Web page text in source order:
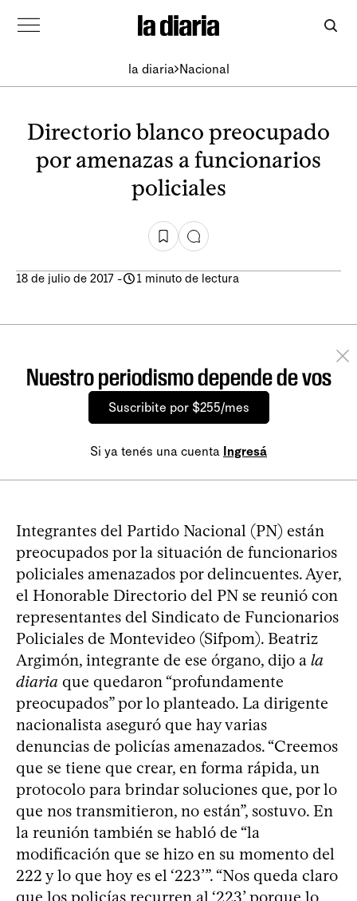
la diaria Nacional
Directorio blanco preocupado
por amenazas a funcionarios
policiales
18 de julio de 2017 - 1 minuto de lectura
Nuestro periodismo depende de vos
Suscribite por $255/mes
Si ya tenés una cuenta Ingresá
Integrantes del Partido Nacional (PN) están
preocupados por la situación de funcionarios
policiales amenazados por delincuentes. Ayer,
el Honorable Directorio del PN se reunió con
representantes del Sindicato de Funcionarios
Policiales de Montevideo (Sifpom). Beatriz
Argimón, integrante de ese órgano, dijo a la
diaria que quedaron “profundamente
preocupados” por lo planteado. La dirigente
nacionalista aseguró que hay varias
denuncias de policías amenazados. “Creemos
que se tiene que crear, en forma rápida, un
protocolo para brindar soluciones que, por lo
que nos transmitieron, no están”, sostuvo. En
la reunión también se habló de “la
modificación que se hizo en su momento del
222 y lo que hoy es el ‘223’”. “Nos queda claro
que los policías recurren al ‘223’ porque lo